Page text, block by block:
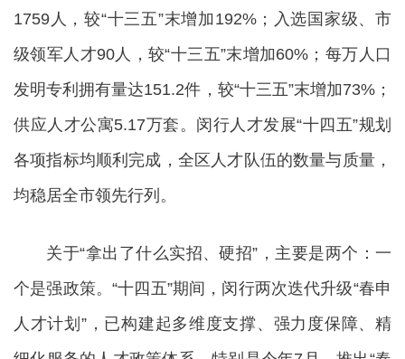
1759人，较“十三五”末增加192%；入选国家级、市
级领军人才90人，较“十三五”末增加60%；每万人口
发明专利拥有量达151.2件，较“十三五”末增加73%；
供应人才公寓5.17万套。闵行人才发展“十四五”规划
各项指标均顺利完成，全区人才队伍的数量与质量，
均稳居全市领先行列。
关于“拿出了什么实招、硬招”，主要是两个：一
个是强政策。“十四五”期间，闵行两次迭代升级“春申
人才计划”，已构建起多维度支撑、强力度保障、精